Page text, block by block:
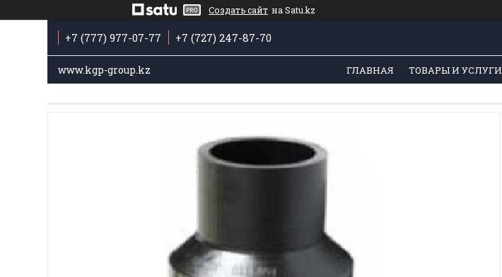
Создать сайт на Satu.kz
+7 (777) 977-07-77 +7 (727) 247-87-70
www.kgp-group.kz ГЛАВНАЯ ТОВАРЫ И УСЛУГИ